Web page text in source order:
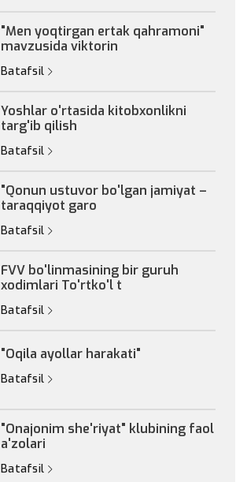
"Men yoqtirgan ertak qahramoni"
mavzusida viktorin
Batafsil
Yoshlar o'rtasida kitobxonlikni
targ'ib qilish
Batafsil
"Qonun ustuvor bo'lgan jamiyat –
taraqqiyot garo
Batafsil
FVV bo'linmasining bir guruh
xodimlari To'rtko'l t
Batafsil
"Oqila ayollar harakati"
Batafsil
"Onajonim she'riyat" klubining faol
a'zolari
Batafsil